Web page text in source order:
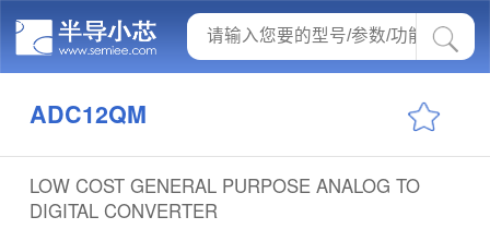
ADC12QM
LOW COST GENERAL PURPOSE ANALOG TO
DIGITAL CONVERTER